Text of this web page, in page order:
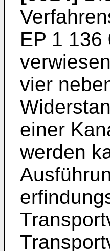
EP 1 136
vier
einer
werden